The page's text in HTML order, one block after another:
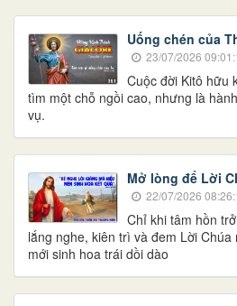
Uống chén của
23/07/2026
Cuộc đời Kitô hữu
tìm một chỗ ngồi cao, nhưng là
vụ.
​​​​​​​Mở lòng để Lời
22/07/2026
Chỉ khi tâm hồn
lắng nghe, kiên trì và đem Lời
mới sinh hoa trái dồi dào